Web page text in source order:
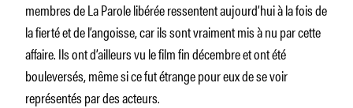
membres de La Parole libérée ressentent aujourd’hui à la fois de
la fierté et de l’angoisse, car ils sont vraiment mis à nu par cette
affaire. Ils ont d’ailleurs vu le film fin décembre et ont été
bouleversés, même si ce fut étrange pour eux de se voir
représentés par des acteurs.